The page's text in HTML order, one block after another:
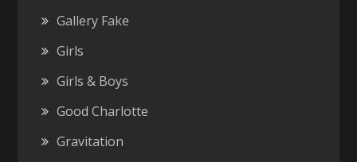
Gallery Fake
Girls
Girls & Boys
Good Charlotte
Gravitation